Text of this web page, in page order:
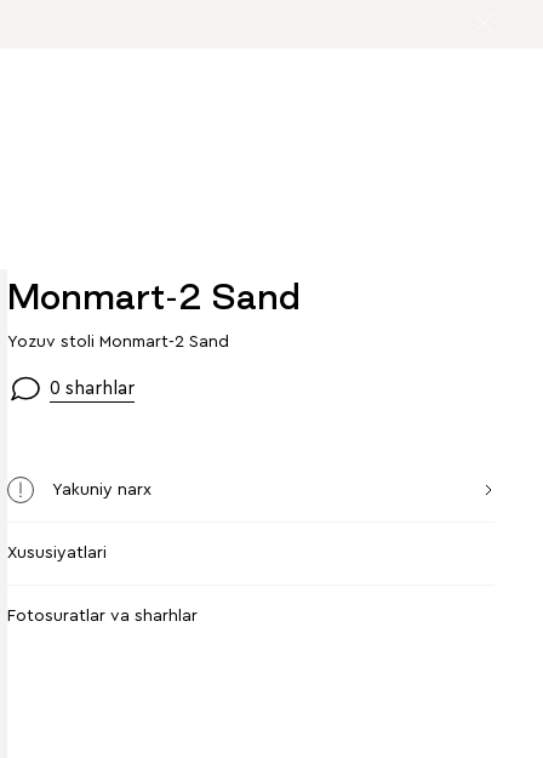
Monmart-2 Sand
Yozuv stoli Monmart-2 Sand
0 sharhlar
Yakuniy narx
Xususiyatlari
Fotosuratlar va sharhlar